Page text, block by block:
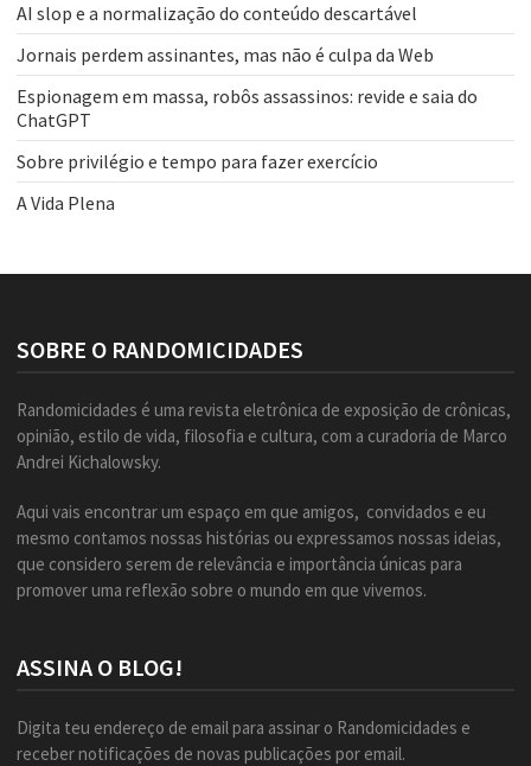
AI slop e a normalização do conteúdo descartável
Jornais perdem assinantes, mas não é culpa da Web
Espionagem em massa, robôs assassinos: revide e saia do
ChatGPT
Sobre privilégio e tempo para fazer exercício
A Vida Plena
SOBRE O RANDOMICIDADES
Randomicidades é uma revista eletrônica de exposição de crônicas,
opinião, estilo de vida, filosofia e cultura, com a curadoria de Marco
Andrei Kichalowsky.
Aqui vais encontrar um espaço em que amigos, convidados e eu
mesmo contamos nossas histórias ou expressamos nossas ideias,
que considero serem de relevância e importância únicas para
promover uma reflexão sobre o mundo em que vivemos.
ASSINA O BLOG!
Digita teu endereço de email para assinar o Randomicidades e
receber notificações de novas publicações por email.